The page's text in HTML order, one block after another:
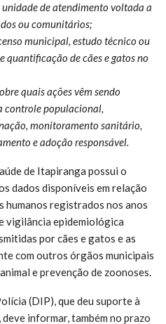
de atendimento voltada a
ou comunitários;
municipal, estudo técnico ou
quantificação de cães e gatos no
quais ações vêm sendo
controle populacional,
monitoramento sanitário,
e adoção responsável.
de Itapiranga possui o
dados disponíveis em relação
registrados nos anos
vigilância epidemiológica
por cães e gatos e as
com outros órgãos municipais
e prevenção de zoonoses.
(DIP), que deu suporte à
informar, também no prazo